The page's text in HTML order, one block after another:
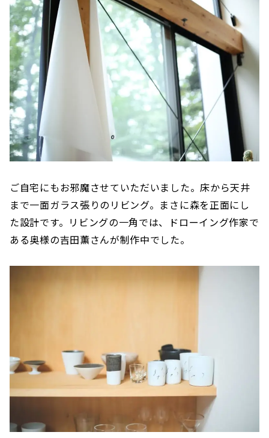
ご自宅にもお邪魔させていただいました。床から天井
まで一面ガラス張りのリビング。まさに森を正面にし
た設計です。リビングの一角では、ドローイング作家で
ある奥様の吉田薫さんが制作中でした。